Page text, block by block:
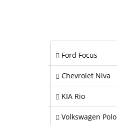
Ford Focus
Chevrolet Niva
KIA Rio
Volkswagen Polo